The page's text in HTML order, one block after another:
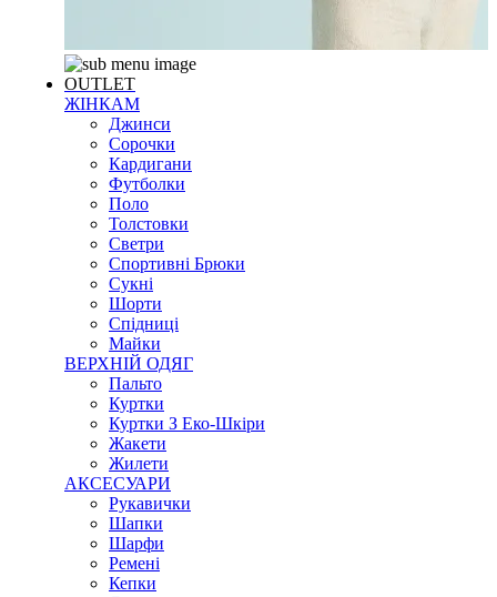
OUTLET
ЖІНКАМ
Джинси
Сорочки
Кардигани
Футболки
Поло
Толстовки
Светри
Спортивні Брюки
Сукні
Шорти
Спідниці
Майки
ВЕРХНІЙ ОДЯГ
Пальто
Куртки
Куртки З Еко-Шкіри
Жакети
Жилети
АКСЕСУАРИ
Рукавички
Шапки
Шарфи
Ремені
Кепки